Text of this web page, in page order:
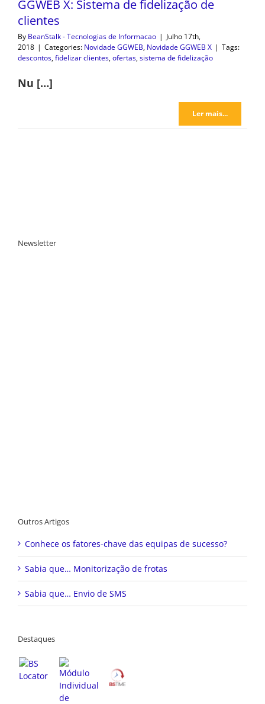
GGWEB X: Sistema de fidelização de
clientes
By BeanStalk - Tecnologias de Informacao | Julho 17th,
2018 | Categories: Novidade GGWEB, Novidade GGWEB X | Tags:
descontos,fidelizar clientes,ofertas,sistema de fidelização
Nu […]
Ler mais...
Newsletter
Outros Artigos
Conhece os fatores-chave das equipas de sucesso?
Sabia que… Monitorização de frotas
Sabia que… Envio de SMS
Destaques